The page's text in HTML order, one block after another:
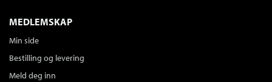
MEDLEMSKAP
Min side
Bestilling og levering
Meld deg inn